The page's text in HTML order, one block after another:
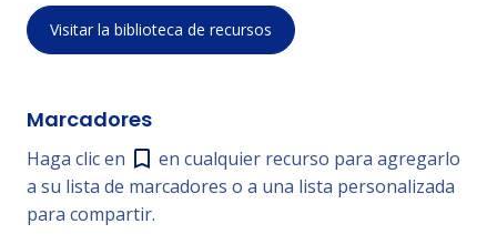
Visitar la biblioteca de recursos
Marcadores
Haga clic en
en cualquier recurso para agregarlo
a su lista de marcadores o a una lista personalizada
para compartir.